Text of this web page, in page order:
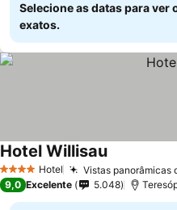
Selecione as datas para ver
exatos.
4 EstrelasHotel Vistas panorâmicas
Hotel Willisau
9,0 Excelente 5.048